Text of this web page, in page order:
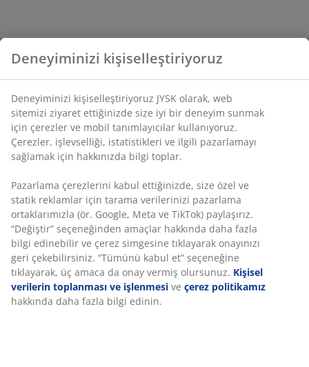
Deneyiminizi kişiselleştiriyoruz
Deneyiminizi kişiselleştiriyoruz JYSK olarak, web
sitemizi ziyaret ettiğinizde size iyi bir deneyim sunmak
için çerezler ve mobil tanımlayıcılar kullanıyoruz.
Çerezler, işlevselliği, istatistikleri ve ilgili pazarlamayı
sağlamak için hakkınızda bilgi toplar.
Pazarlama çerezlerini kabul ettiğinizde, size özel ve
statik reklamlar için tarama verilerinizi pazarlama
ortaklarımızla (ör. Google, Meta ve TikTok) paylaşırız.
“Değiştir” seçeneğinden amaçlar hakkında daha fazla
bilgi edinebilir ve çerez simgesine tıklayarak onayınızı
geri çekebilirsiniz. “Tümünü kabul et” seçeneğine
tıklayarak, üç amaca da onay vermiş olursunuz. Kişisel
verilerin toplanması ve işlenmesi ve çerez politikamız
hakkında daha fazla bilgi edinin.